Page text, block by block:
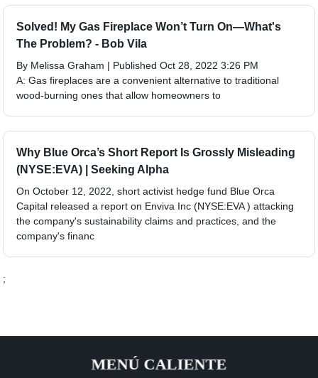
Solved! My Gas Fireplace Won’t Turn On—What's
The Problem? - Bob Vila
By Melissa Graham | Published Oct 28, 2022 3:26 PM
A: Gas fireplaces are a convenient alternative to traditional
wood-burning ones that allow homeowners to
Why Blue Orca’s Short Report Is Grossly Misleading
(NYSE:EVA) | Seeking Alpha
On October 12, 2022, short activist hedge fund Blue Orca
Capital released a report on Enviva Inc (NYSE:EVA ) attacking
the company's sustainability claims and practices, and the
company's financ
;
MENÚ CALIENTE